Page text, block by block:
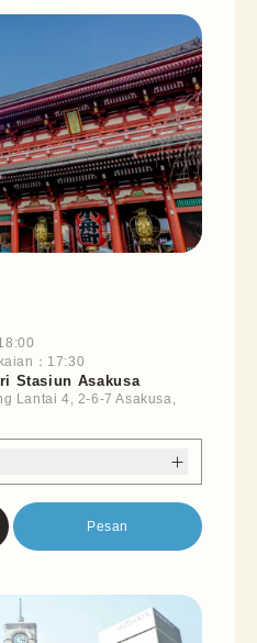
： 17:30
Stasiun Asakusa
Lantai 4, 2-6-7 Asakusa,
Pesan